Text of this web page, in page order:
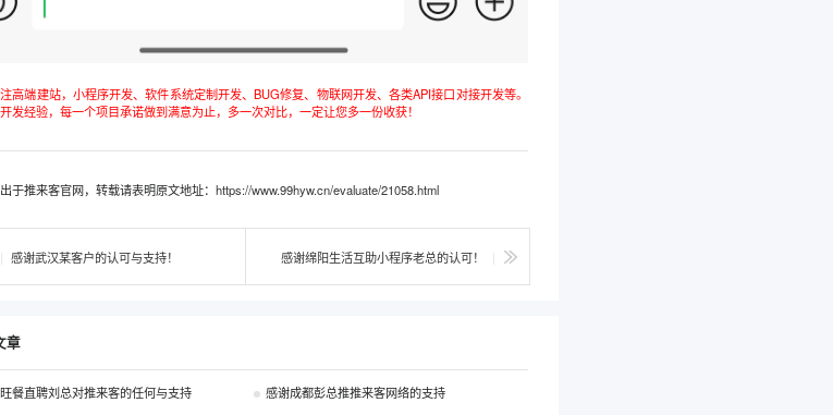
高端建站，小程序开发、软件系统定制开发、BUG修复、物联网开发、各类API接口对接开发等。
发经验，每一个项目承诺做到满意为止，多一次对比，一定让您多一份收获！
于推来客官网，转载请表明原文地址： https://www.99hyw.cn/evaluate/21058.html
感谢武汉某客户的认可与支持！ 感谢绵阳生活互助小程序老总的认可！
章
餐直聘刘总对推来客的任何与支持
感谢成都彭总推推来客网络的支持